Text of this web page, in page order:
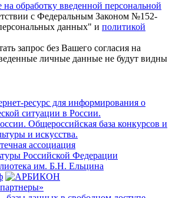
на обработку введенной персональной
с Федеральным Законом №152-
данных" и политикой
запрос без Вашего согласия на
личные данные не будут видны